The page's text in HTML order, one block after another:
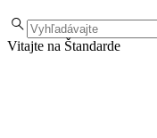
Vitajte na Štandarde